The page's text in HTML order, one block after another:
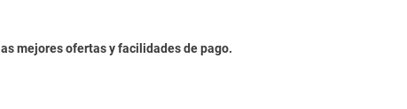
las mejores ofertas y facilidades de pago.